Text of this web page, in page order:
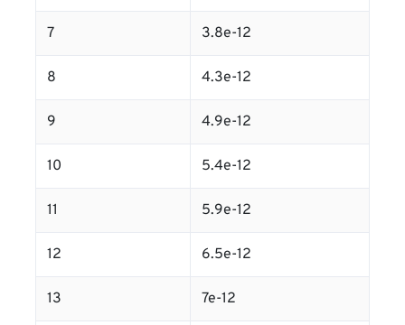
7 3.8e-12
8 4.3e-12
9 4.9e-12
10 5.4e-12
11 5.9e-12
12 6.5e-12
13 7e-12